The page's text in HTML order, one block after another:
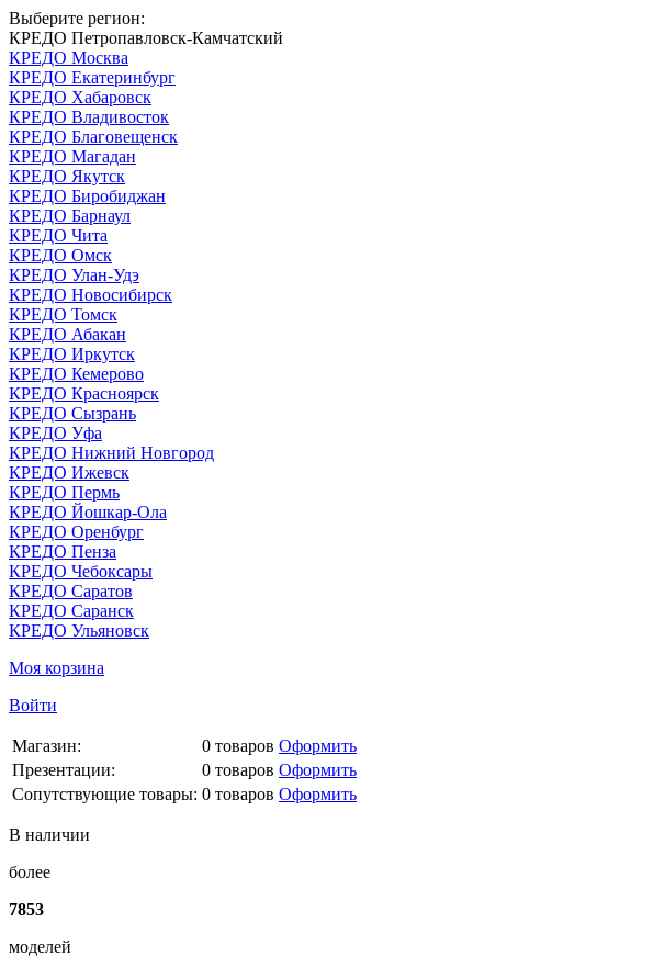
Выберите регион:
КРЕДО Петропавловск-Камчатский
КРЕДО Москва
КРЕДО Екатеринбург
КРЕДО Хабаровск
КРЕДО Владивосток
КРЕДО Благовещенск
КРЕДО Магадан
КРЕДО Якутск
КРЕДО Биробиджан
КРЕДО Барнаул
КРЕДО Чита
КРЕДО Омск
КРЕДО Улан-Удэ
КРЕДО Новосибирск
КРЕДО Томск
КРЕДО Абакан
КРЕДО Иркутск
КРЕДО Кемерово
КРЕДО Красноярск
КРЕДО Сызрань
КРЕДО Уфа
КРЕДО Нижний Новгород
КРЕДО Ижевск
КРЕДО Пермь
КРЕДО Йошкар-Ола
КРЕДО Оренбург
КРЕДО Пенза
КРЕДО Чебоксары
КРЕДО Саратов
КРЕДО Саранск
КРЕДО Ульяновск
Моя корзина
Войти
Магазин: 0 товаров Оформить
Презентации:
0 товаров Оформить
Сопутствующие товары: 0 товаров Оформить
В наличии
более
7853
моделей